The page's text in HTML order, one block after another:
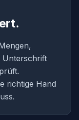
Unterschrift
richtige Hand